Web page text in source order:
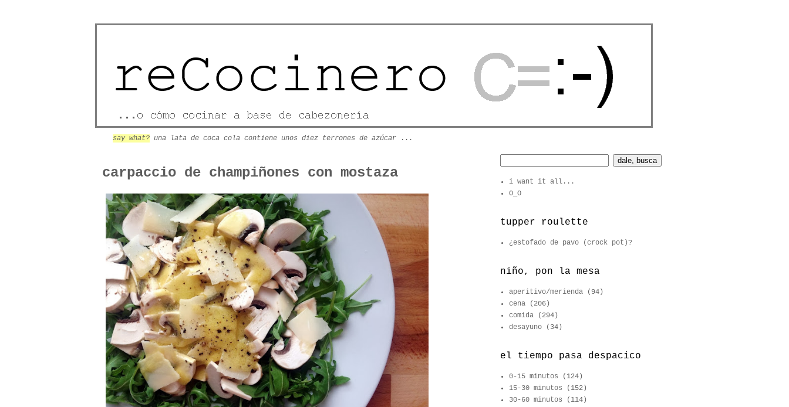
say what? una lata de coca cola contiene unos diez terrones de azúcar ...
carpaccio de champiñones con mostaza
i want it all...
O_O
tupper roulette
¿estofado de pavo (crock pot)?
niño, pon la mesa
aperitivo/merienda
(94)
cena
(206)
comida
(294)
desayuno
(34)
el tiempo pasa despacico
0-15 minutos
(124)
15-30 minutos
(152)
30-60 minutos
(114)